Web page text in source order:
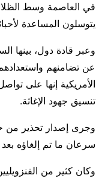
في العاصمة وسط
يتوسلون المساعدة
وعبر ⁠قادة دول، بينها
عن تضامنهم
الأمريكية إنها على
تنسيق ⁠جهود ​الإغاثة.
وجرى إصدار تحذير من
سرعان ما تم إلغاؤه
وكان كثير من